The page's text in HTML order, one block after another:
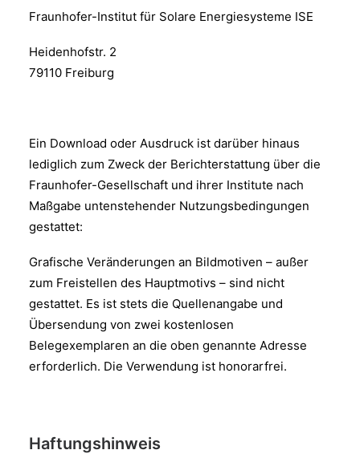
Fraunhofer-Institut für Solare Energiesysteme ISE
Heidenhofstr. 2
79110 Freiburg
Ein Download oder Ausdruck ist darüber hinaus
lediglich zum Zweck der Berichterstattung über die
Fraunhofer-Gesellschaft und ihrer Institute nach
Maßgabe untenstehender Nutzungsbedingungen
gestattet:
Grafische Veränderungen an Bildmotiven – außer
zum Freistellen des Hauptmotivs – sind nicht
gestattet. Es ist stets die Quellenangabe und
Übersendung von zwei kostenlosen
Belegexemplaren an die oben genannte Adresse
erforderlich. Die Verwendung ist honorarfrei.
Haftungshinweis